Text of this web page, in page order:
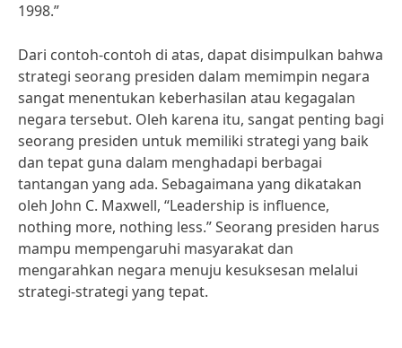
1998.”
Dari contoh-contoh di atas, dapat disimpulkan bahwa
strategi seorang presiden dalam memimpin negara
sangat menentukan keberhasilan atau kegagalan
negara tersebut. Oleh karena itu, sangat penting bagi
seorang presiden untuk memiliki strategi yang baik
dan tepat guna dalam menghadapi berbagai
tantangan yang ada. Sebagaimana yang dikatakan
oleh John C. Maxwell, “Leadership is influence,
nothing more, nothing less.” Seorang presiden harus
mampu mempengaruhi masyarakat dan
mengarahkan negara menuju kesuksesan melalui
strategi-strategi yang tepat.